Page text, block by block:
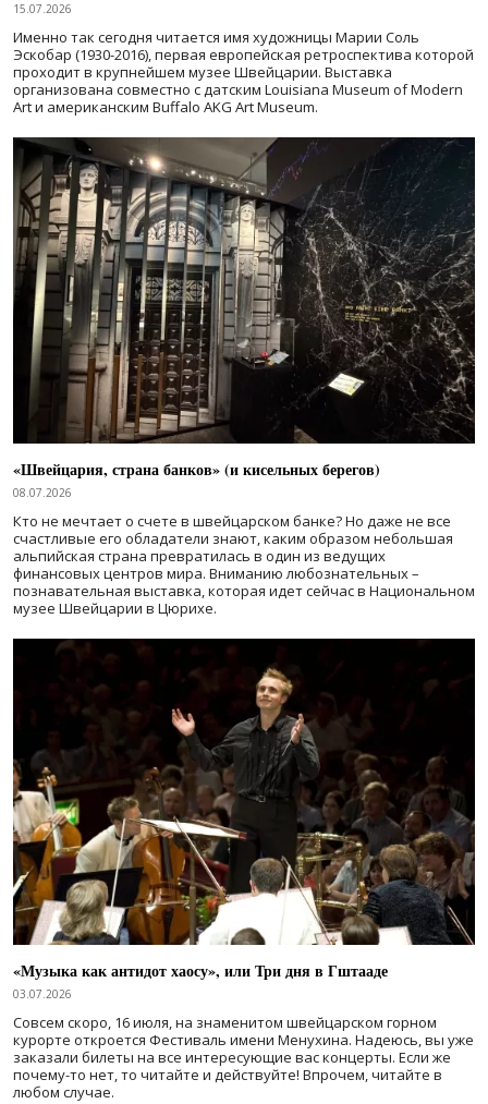
15.07.2026
Именно так сегодня читается имя художницы Марии Соль
Эскобар (1930-2016), первая европейская ретроспектива которой
проходит в крупнейшем музее Швейцарии. Выставка
организована совместно с датским Louisiana Museum of Modern
Art и американским Buffalo AKG Art Museum.
«Швейцария, страна банков» (и кисельных берегов)
08.07.2026
Кто не мечтает о счете в швейцарском банке? Но даже не все
счастливые его обладатели знают, каким образом небольшая
альпийская страна превратилась в один из ведущих
финансовых центров мира. Вниманию любознательных –
познавательная выставка, которая идет сейчас в Национальном
музее Швейцарии в Цюрихе.
«Музыка как антидот хаосу», или Три дня в Гштааде
03.07.2026
Совсем скоро, 16 июля, на знаменитом швейцарском горном
курорте откроется Фестиваль имени Менухина. Надеюсь, вы уже
заказали билеты на все интересующие вас концерты. Если же
почему-то нет, то читайте и действуйте! Впрочем, читайте в
любом случае.